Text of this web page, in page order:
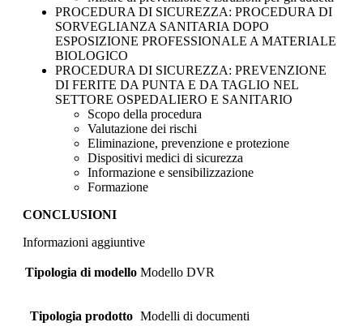
PROCEDURA DI SICUREZZA: PROCEDURA DI
SORVEGLIANZA SANITARIA DOPO
ESPOSIZIONE PROFESSIONALE A MATERIALE
BIOLOGICO
PROCEDURA DI SICUREZZA: PREVENZIONE
DI FERITE DA PUNTA E DA TAGLIO NEL
SETTORE OSPEDALIERO E SANITARIO
Scopo della procedura
Valutazione dei rischi
Eliminazione, prevenzione e protezione
Dispositivi medici di sicurezza
Informazione e sensibilizzazione
Formazione
CONCLUSIONI
Informazioni aggiuntive
Tipologia di modello Modello DVR
Tipologia prodotto Modelli di documenti